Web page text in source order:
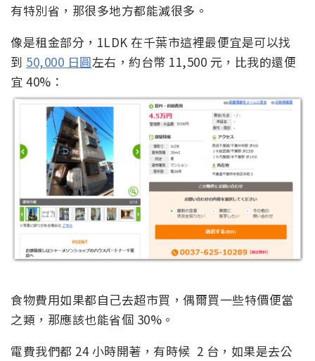
有特別省，那很多地方都能減很多。
像是租金部分，1LDK 在千葉市這裡最便宜是可以找
到 50,000 日圓左右，約台幣 11,500 元，比我的還便
宜 40%：
食物費用如果都自己去超市買，偶爾買一些特價便當
之類，那應該也能省個 30%。
電費我們都 24 小時開著，有時候 2 台，如果是去公